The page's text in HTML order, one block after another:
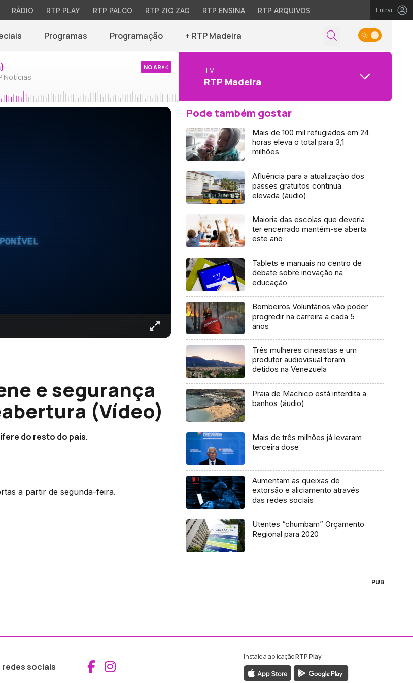
RÁDIO RTP PLAY RTP PALCO RTP ZIG ZAG RTP ENSINA RTP ARQUIVOS Entrar
Programas Programação + RTP Madeira
Notícias
NO AR TV
RTP Madeira
e segurança
(Vídeo)
do resto do país.
a partir de segunda-feira.
Pode também gostar
Mais de 100 mil refugiados em 24
horas eleva o total para 3,1
milhões
Afluência para a atualização dos
passes gratuitos continua
elevada (áudio)
Maioria das escolas que deveria
ter encerrado mantém-se aberta
este ano
Tablets e manuais no centro de
debate sobre inovação na
educação
Bombeiros Voluntários vão poder
progredir na carreira a cada 5
anos
Três mulheres cineastas e um
produtor audiovisual foram
detidos na Venezuela
Praia de Machico está interdita a
banhos (áudio)
Mais de três milhões já levaram
terceira dose
Aumentam as queixas de
extorsão e aliciamento através
das redes sociais
Utentes “chumbam” Orçamento
Regional para 2020
PUB
sociais Aceder ao Facebook da RTP Madeira
Aceder ao Instagram da RTP Madeira
Instale a aplicaçãoRTP Play